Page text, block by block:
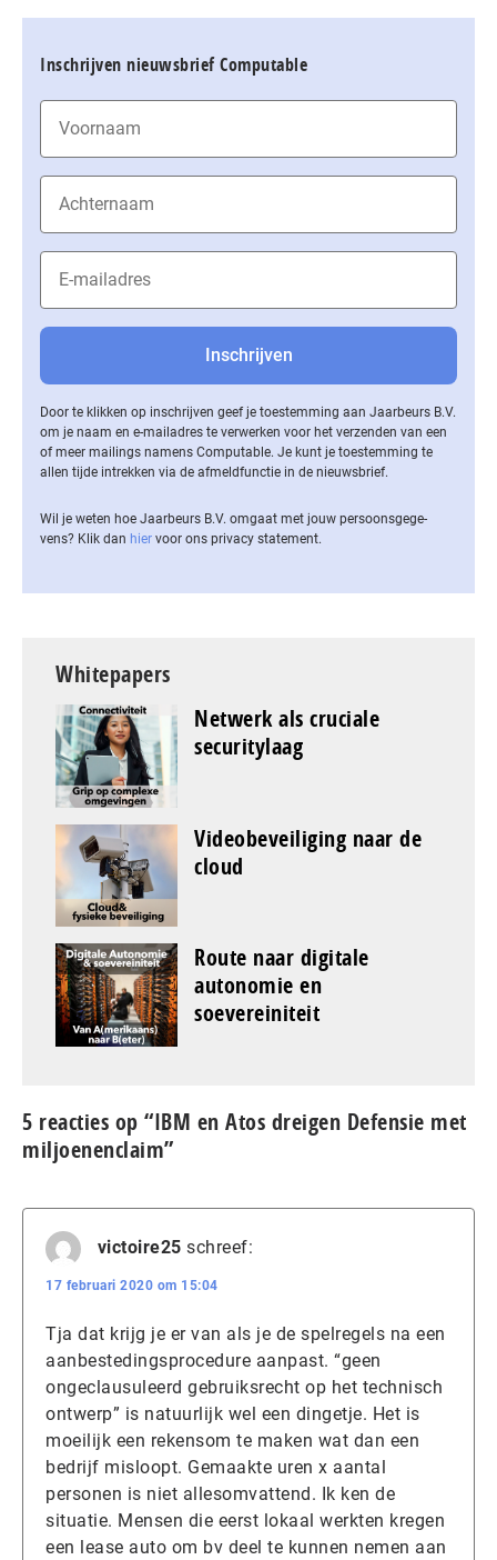
Inschrijven nieuwsbrief Computable
Door te klikken op inschrijven geef je toestemming aan Jaarbeurs B.V.
om je naam en e-mailadres te verwerken voor het verzenden van een
of meer mailings namens Computable. Je kunt je toestemming te
allen tijde intrekken via de af­meld­func­tie in de nieuwsbrief.
Wil je weten hoe Jaarbeurs B.V. omgaat met jouw per­soons­ge­ge­
vens? Klik dan hier voor ons privacy statement.
Whitepapers
Netwerk als cruciale
securitylaag
Videobeveiliging naar de
cloud
Route naar digitale
autonomie en
soevereiniteit
5 reacties op “IBM en Atos dreigen Defensie met
miljoenenclaim”
victoire25 schreef:
17 februari 2020 om 15:04
Tja dat krijg je er van als je de spelregels na een
aanbestedingsprocedure aanpast. “geen
ongeclausuleerd gebruiksrecht op het technisch
ontwerp” is natuurlijk wel een dingetje. Het is
moeilijk een rekensom te maken wat dan een
bedrijf misloopt. Gemaakte uren x aantal
personen is niet allesomvattend. Ik ken de
situatie. Mensen die eerst lokaal werkten kregen
een lease auto om bv deel te kunnen nemen aan